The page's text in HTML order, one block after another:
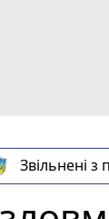
Звільнені з